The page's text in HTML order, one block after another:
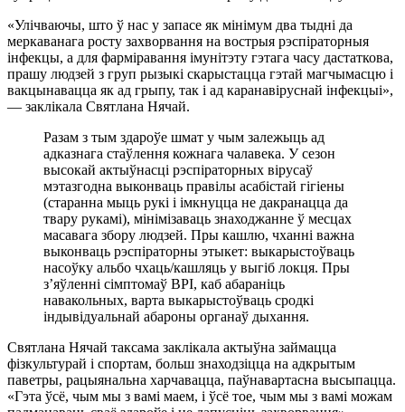
«Улічваючы, што ў нас у запасе як мінімум два тыдні да
меркаванага росту захворвання на вострыя рэспіраторныя
інфекцы, а для фарміравання імунітэту гэтага часу дастаткова,
прашу людзей з груп рызыкі скарыстацца гэтай магчымасцю і
вакцынавацца як ад грыпу, так і ад каранавіруснай інфекцыі»,
— заклікала Святлана Нячай.
Разам з тым здароўе шмат у чым залежыць ад
адказнага стаўлення кожнага чалавека. У сезон
высокай актыўнасці рэспіраторных вірусаў
мэтазгодна выконваць правілы асабістай гігіены
(старанна мыць рукі і імкнуцца не дакранацца да
твару рукамі), мінімізаваць знаходжанне ў месцах
масавага збору людзей. Пры кашлю, чханні важна
выконваць рэспіраторны этыкет: выкарыстоўваць
насоўку альбо чхаць/кашляць у выгіб локця. Пры
з’яўленні сімптомаў ВРІ, каб абараніць
навакольных, варта выкарыстоўваць сродкі
індывідуальнай абароны органаў дыхання.
Святлана Нячай таксама заклікала актыўна займацца
фізкультурай і спортам, больш знаходзіцца на адкрытым
паветры, рацыянальна харчавацца, паўнавартасна высыпацца.
«Гэта ўсё, чым мы з вамі маем, і ўсё тое, чым мы з вамі можам